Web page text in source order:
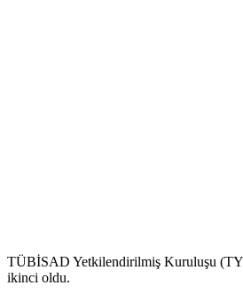
TÜBİSAD Yetkilendirilmiş Kuruluşu
ikinci oldu.